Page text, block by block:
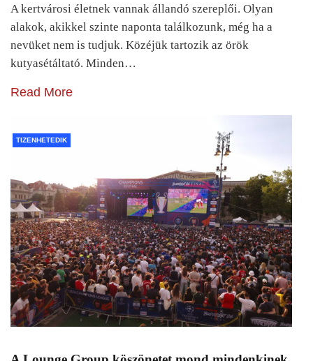
A kertvárosi életnek vannak állandó szereplői. Olyan
alakok, akikkel szinte naponta találkozunk, még ha a
nevüket nem is tudjuk. Közéjük tartozik az örök
kutyasétáltató. Minden…
Read More
TIZENHETEDIK